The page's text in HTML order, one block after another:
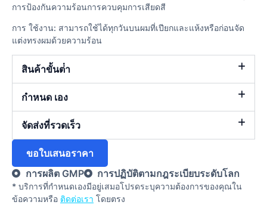
การป้องกันความร้อนการควบคุมการเสียดสี
การ ใช้งาน: สามารถใช้ได้ทุกวันบนผมที่เปียกและแห้งหรือก่อนจัด
แต่งทรงผมด้วยความร้อน
สินค้าขั้นต่ํา
กำหนด เอง
จัดส่งที่รวดเร็ว
ขอใบเสนอราคา
การผลิต GMP
การปฏิบัติตามกฎระเบียบระดับโลก
* บริการที่กําหนดเองมีอยู่เสมอโปรดระบุความต้องการของคุณใน
ข้อความหรือ ติดต่อเรา โดยตรง